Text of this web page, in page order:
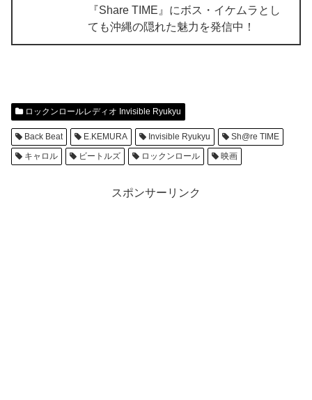
『Share TIME』にボス・イケムラとし
ても沖縄の隠れた魅力を発信中！
ロックンロールレディオ Invisible Ryukyu
Back Beat E.KEMURA Invisible Ryukyu
Sh@re TIME
キャロル
ビートルズ ロックンロール 映画
スポンサーリンク